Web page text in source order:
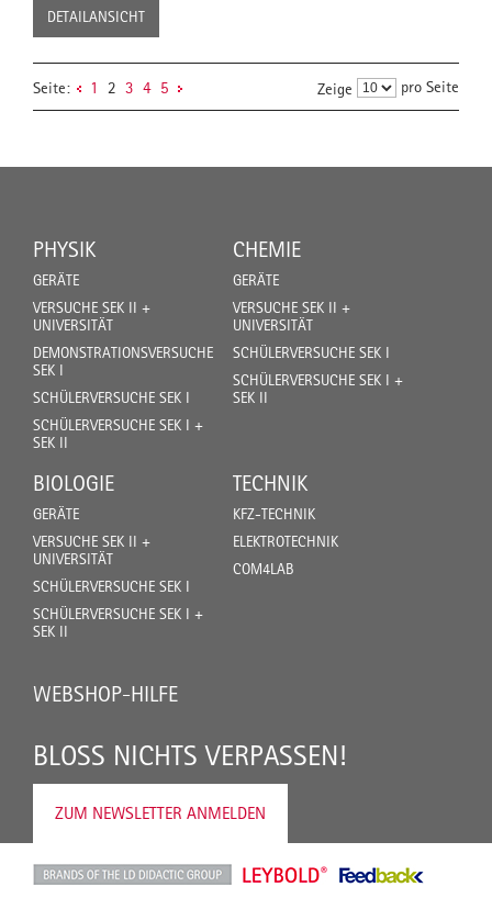
DETAILANSICHT
Seite: 1 2 3 4 5 Zeige pro Seite
PHYSIK
GERÄTE
VERSUCHE SEK II +
UNIVERSITÄT
DEMONSTRATIONSVERSUCHE
SEK I
SCHÜLERVERSUCHE SEK I
SCHÜLERVERSUCHE SEK I +
SEK II
CHEMIE
GERÄTE
VERSUCHE SEK II +
UNIVERSITÄT
SCHÜLERVERSUCHE SEK I
SCHÜLERVERSUCHE SEK I +
SEK II
BIOLOGIE
GERÄTE
VERSUCHE SEK II +
UNIVERSITÄT
SCHÜLERVERSUCHE SEK I
SCHÜLERVERSUCHE SEK I +
SEK II
TECHNIK
KFZ-TECHNIK
ELEKTROTECHNIK
COM4LAB
WEBSHOP-HILFE
BLOSS NICHTS VERPASSEN!
ZUM NEWSLETTER ANMELDEN